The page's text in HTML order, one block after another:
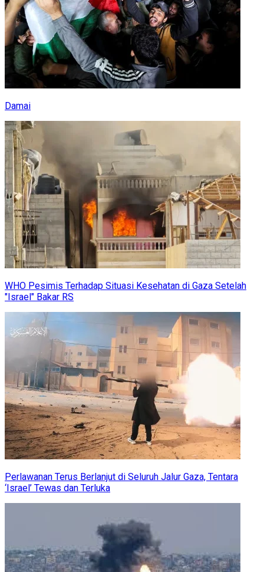
Damai
WHO Pesimis Terhadap Situasi Kesehatan di Gaza Setelah
"Israel" Bakar RS
Perlawanan Terus Berlanjut di Seluruh Jalur Gaza, Tentara
‘Israel’ Tewas dan Terluka